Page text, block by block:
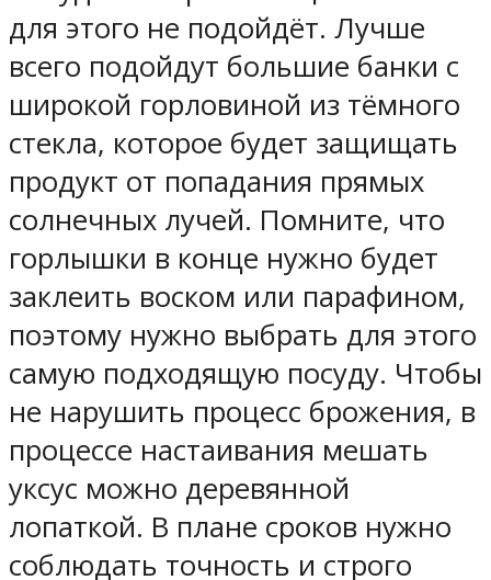
для этого не подойдёт. Лучше
всего подойдут большие банки с
широкой горловиной из тёмного
стекла, которое будет защищать
продукт от попадания прямых
солнечных лучей. Помните, что
горлышки в конце нужно будет
заклеить воском или парафином,
поэтому нужно выбрать для этого
самую подходящую посуду. Чтобы
не нарушить процесс брожения, в
процессе настаивания мешать
уксус можно деревянной
лопаткой. В плане сроков нужно
соблюдать точность и строго